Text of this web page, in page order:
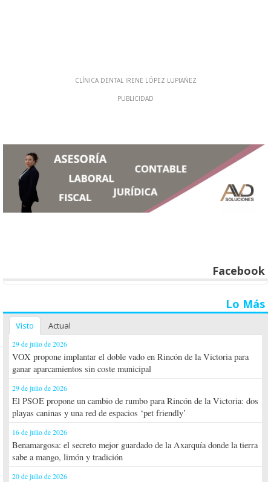
Facebook
Lo Más
Visto Actual
29 de julio de 2026
VOX propone implantar el doble vado en Rincón de la Victoria para
ganar aparcamientos sin coste municipal
29 de julio de 2026
El PSOE propone un cambio de rumbo para Rincón de la Victoria: dos
playas caninas y una red de espacios ‘pet friendly’
16 de julio de 2026
Benamargosa: el secreto mejor guardado de la Axarquía donde la tierra
sabe a mango, limón y tradición
20 de julio de 2026